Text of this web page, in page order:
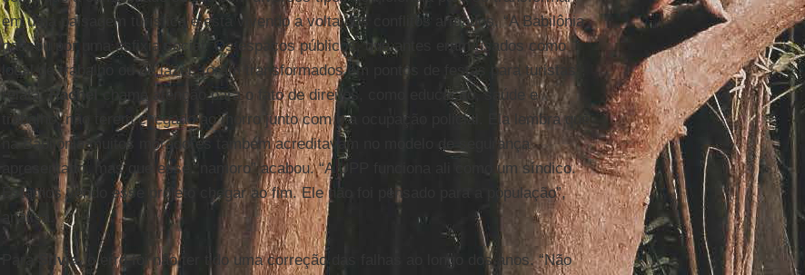
em uma paisagem turística e está vivendo a volta dos conflitos armados. “A Babilônia
passou por uma asfixia social. Os espaços públicos, que antes eram usados como
local de trabalho ou de lazer, foram transformados em pontos de festas para turistas”,
relata.Rachel
chama atenção para o fato de direitos, como educação, saúde e
trabalho, não terem chegado ao morro junto com o a ocupação policial. Ela lembra que
na Babilônia muitos moradores também acreditavam no modelo de segurança
apresentado, mas que esse “namoro” acabou. “A UPP funciona ali como um síndico.
Estamos vendo esse projeto chegar ao fim. Ele não foi pensado para a população”,
analisa.
Para Silvia,o erro foi não ter tido uma correção das falhas ao longo dos anos. “Não